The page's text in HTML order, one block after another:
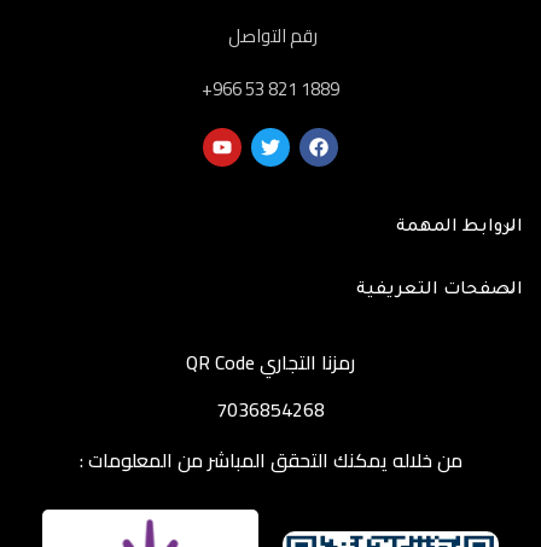
رقم التواصل
‎+966 53 821 1889
الروابط المهمة
الصفحات التعريفية
رمزنا التجاري QR Code
7036854268
من خلاله يمكنك التحقق المباشر من المعلومات :